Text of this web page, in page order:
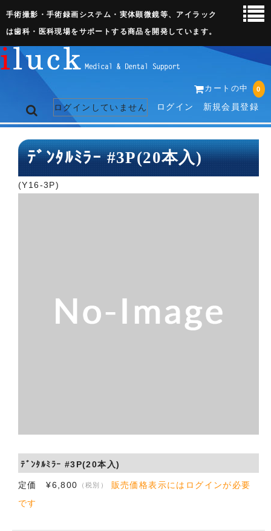
手術撮影・手術録画システム・実体顕微鏡等、アイラック
は歯科・医科現場をサポートする商品を開発しています。
カートの中 0
ログインしていません ログイン 新規会員登録
トップページ
お問い合わせ
ﾃﾞﾝﾀﾙﾐﾗｰ #3P(20本入)
(Y16-3P)
ﾃﾞﾝﾀﾙﾐﾗｰ #3P(20本入)
定価 ¥6,800 （税別）
販売価格表示にはログインが必要
です